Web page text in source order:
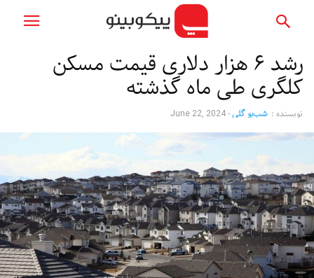
رشد ۶ هزار دلاری قیمت مسکن
کلگری طی ماه گذشته
نویسنده : شب‌بو گلی-
June 22, 2024